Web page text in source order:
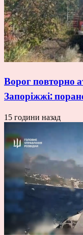
Ворог повторно
Запоріжжі:
15 години назад